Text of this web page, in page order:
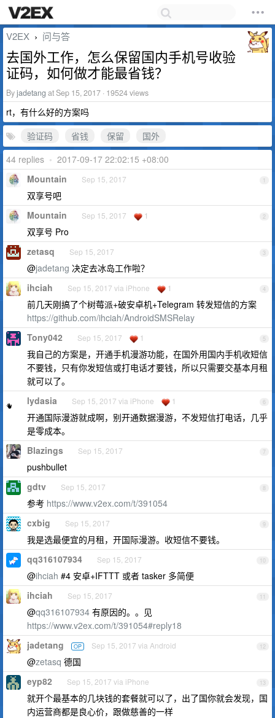
V2EX › 问与答
去国外工作，怎么保留国内手机号收验
证码，如何做才能最省钱？
Byjadetang at Sep 15, 2017 · 19524 views
rt，有什么好的方案吗
验证码
省钱 保留
国外
44 replies • 2017-09-17 22:02:15 +08:00
1
Mountain Sep 15, 2017
双享号吧
2
Mountain Sep 15, 2017 1
双享号 Pro
3
zetasq Sep 15, 2017
@jadetang 决定去冰岛工作啦？
4
ihciah Sep 15, 2017 via iPhone 1
前几天刚搞了个树莓派+破安卓机+Telegram 转发短信的方案
https://github.com/ihciah/AndroidSMSRelay
5
Tony042 Sep 15, 2017 1
我自己的方案是，开通手机漫游功能，在国外用国内手机收短信
不要钱，只有你发短信或打电话才要钱，所以只需要交基本月租
就可以了。
6
lydasia Sep 15, 2017 via iPhone 1
开通国际漫游就成啊，别开通数据漫游，不发短信打电话，几乎
是零成本。
7
Blazings Sep 15, 2017
pushbullet
8
gdtv Sep 15, 2017
参考 https://www.v2ex.com/t/391054
9
cxbig Sep 15, 2017
我是选最便宜的月租，开国际漫游。收短信不要钱。
10
qq316107934 Sep 15, 2017
@ihciah #4 安卓+IFTTT 或者 tasker 多简便
11
ihciah Sep 15, 2017
@qq316107934 有原因的。。见
https://www.v2ex.com/t/391054#reply18
12
jadetang OP Sep 15, 2017 via Android
@zetasq 德国
13
eyp82 Sep 15, 2017 via iPhone
就开个最基本的几块钱的套餐就可以了，出了国你就会发现，国
内运营商都是良心价，跟做慈善的一样